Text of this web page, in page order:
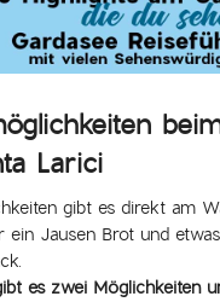
Larici
gibt es direkt am
ein Jausen Brot und
es zwei Möglichkeiten